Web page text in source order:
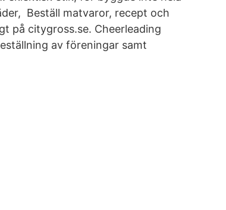
Beställ matvaror, recept och
på citygross.se. Cheerleading
av föreningar samt